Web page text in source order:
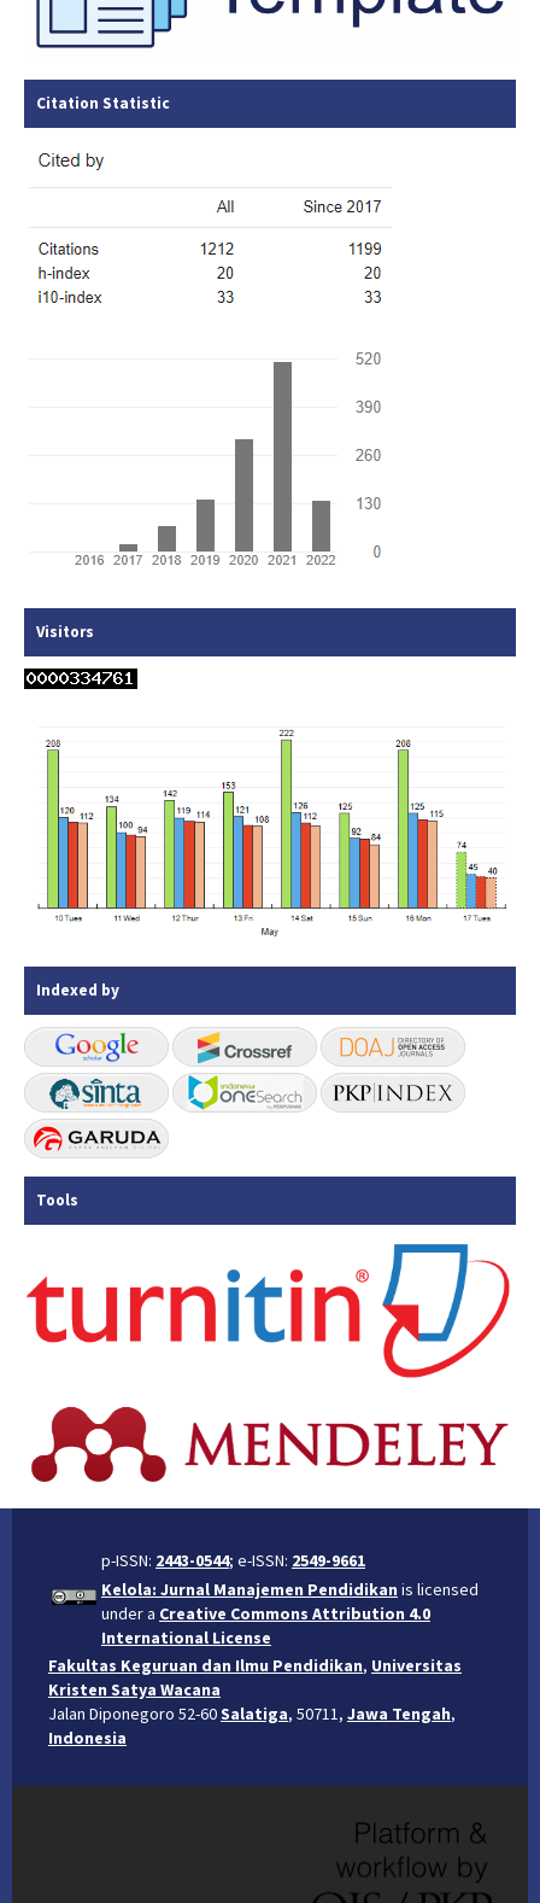
Citation Statistic
Visitors
Indexed by
Tools
p-ISSN: 2443-0544; e-ISSN: 2549-9661
Kelola: Jurnal Manajemen Pendidikan is licensed
under a Creative Commons Attribution 4.0
International License
Fakultas Keguruan dan Ilmu Pendidikan, Universitas
Kristen Satya Wacana
Jalan Diponegoro 52-60Salatiga, 50711, Jawa Tengah,
Indonesia